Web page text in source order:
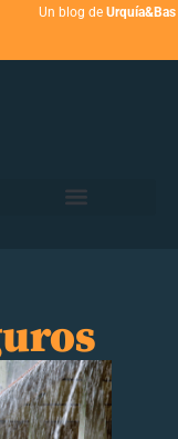
Un blog de Urquía&Bas